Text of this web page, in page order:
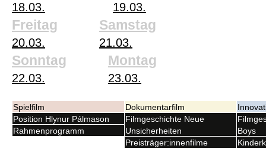
18.03. 19.03.
Freitag
20.03.
Samstag
21.03.
Sonntag
22.03.
Montag
23.03.
Spielfilm
Position Hlynur Pálmason
Rahmenprogramm
Dokumentarfilm
Filmgeschichte Neue
Unsicherheiten
Preisträger:innenfilme
Boys